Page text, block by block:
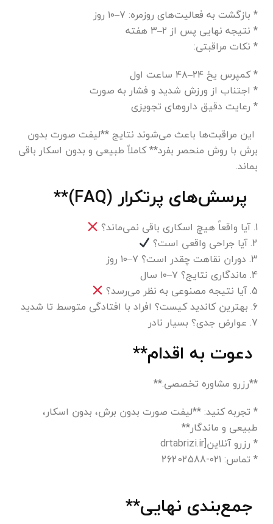
* بازگشت به فعالیت‌های روزمره: ۷–۱۰ روز
* نتیجه نهایی پس از ۲–۳ هفته
* نکات مراقبتی:
* کمپرس یخ ۲۴–۴۸ ساعت اول
* اجتناب از ورزش شدید و فشار به صورت
* رعایت دقیق داروهای تجویزی
این مراقبت‌ها باعث می‌شوند نتایج **لیفت صورت بدون
برش با روش منحصر بفرد** کاملاً طبیعی و بدون اسکار باقی
بماند.
پرسش‌های پرتکرار (FAQ)**
1. آیا واقعاً هیچ اسکاری باقی نمی‌ماند؟
2. آیا جراحی واقعی است؟
3. دوران نقاهت چقدر است؟ ۷–۱۰ روز
4. ماندگاری نتایج؟ ۷–۱۰ سال
5. آیا نتیجه مصنوعی به نظر می‌رسد؟
6. بهترین کاندید کیست؟ افراد با افتادگی متوسط تا شدید
7. عوارض جدی؟ بسیار نادر
دعوت به اقدام**
**رزرو مشاوره تخصصی:**
* تجربه کنید: **لیفت صورت بدون برش، بدون اسکار،
طبیعی و ماندگار**
* رزرو آنلاین[drtabrizi.ir
* تماس: ۰۲۱-26202588
جمع‌بندی نهایی**